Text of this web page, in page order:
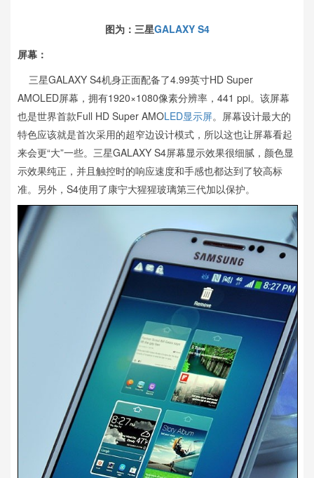
图为：三星GALAXY S4
屏幕：
三星GALAXY S4机身正面配备了4.99英寸HD Super
AMOLED屏幕，拥有1920×1080像素分辨率，441 ppi。该屏幕
也是世界首款Full HD Super AMOLED显示屏。屏幕设计最大的
特色应该就是首次采用的超窄边设计模式，所以这也让屏幕看起
来会更“大”一些。三星GALAXY S4屏幕显示效果很细腻，颜色显
示效果纯正，并且触控时的响应速度和手感也都达到了较高标
准。另外，S4使用了康宁大猩猩玻璃第三代加以保护。